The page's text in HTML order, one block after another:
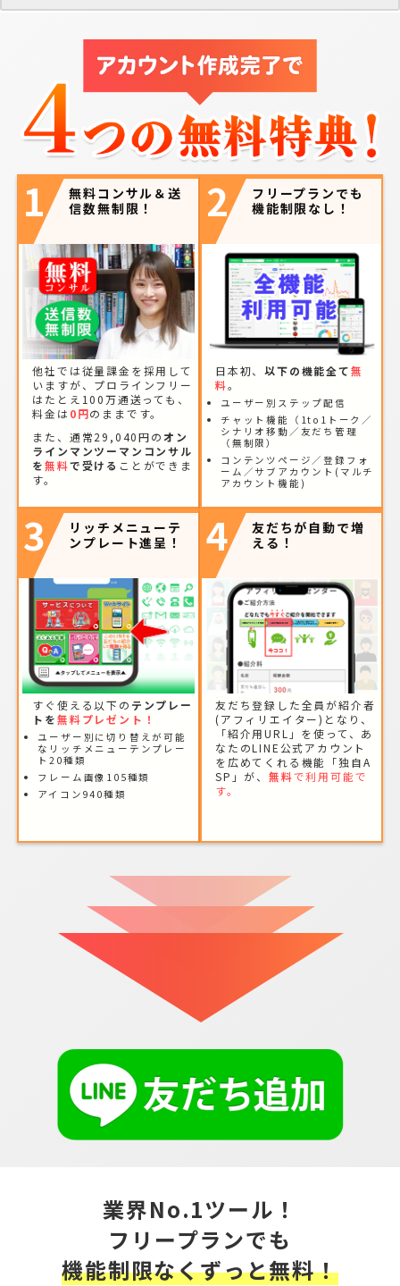
1
無料コンサル＆送
信数無制限！
他社では従量課金を採用して
いますが、プロラインフリー
はたとえ100万通送っても、
料金は 0円のままです。
また、通常29,040円のオン
ラインマンツーマンコンサル
を無料で受ける ことができま
す。
2
フリープランでも
機能制限なし！
日本初、以下の機能全て無
料。
ユーザー別ステップ配信
チャット機能（1to1トーク／
シナリオ移動／友だち管理
（無制限）
コンテンツページ／登録フォ
ーム／サブアカウント(マルチ
アカウント機能)
3
リッチメニューテ
ンプレート進呈！
すぐ使える以下の テンプレー
トを無料プレゼント！
ユーザー別に切り替えが可能
なリッチメニューテンプレー
ト20種類
フレーム画像105種類
アイコン940種類
4
友だちが自動で増
える！
友だち登録した全員が紹介者
(アフィリエイター)となり、
「紹介用URL」を使って、あ
なたのLINE公式アカウント
を広めてくれる機能「独自A
SP」が、 無料で利用可能で
す。
業界No.1ツール！
フリープランでも
機能制限なくずっと無料！